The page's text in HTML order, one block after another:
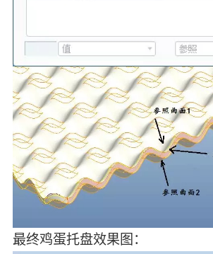
最终鸡蛋托盘效果图：